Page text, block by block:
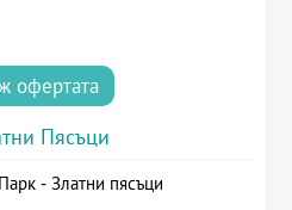
офертата
Пясъци
- Златни пясъци